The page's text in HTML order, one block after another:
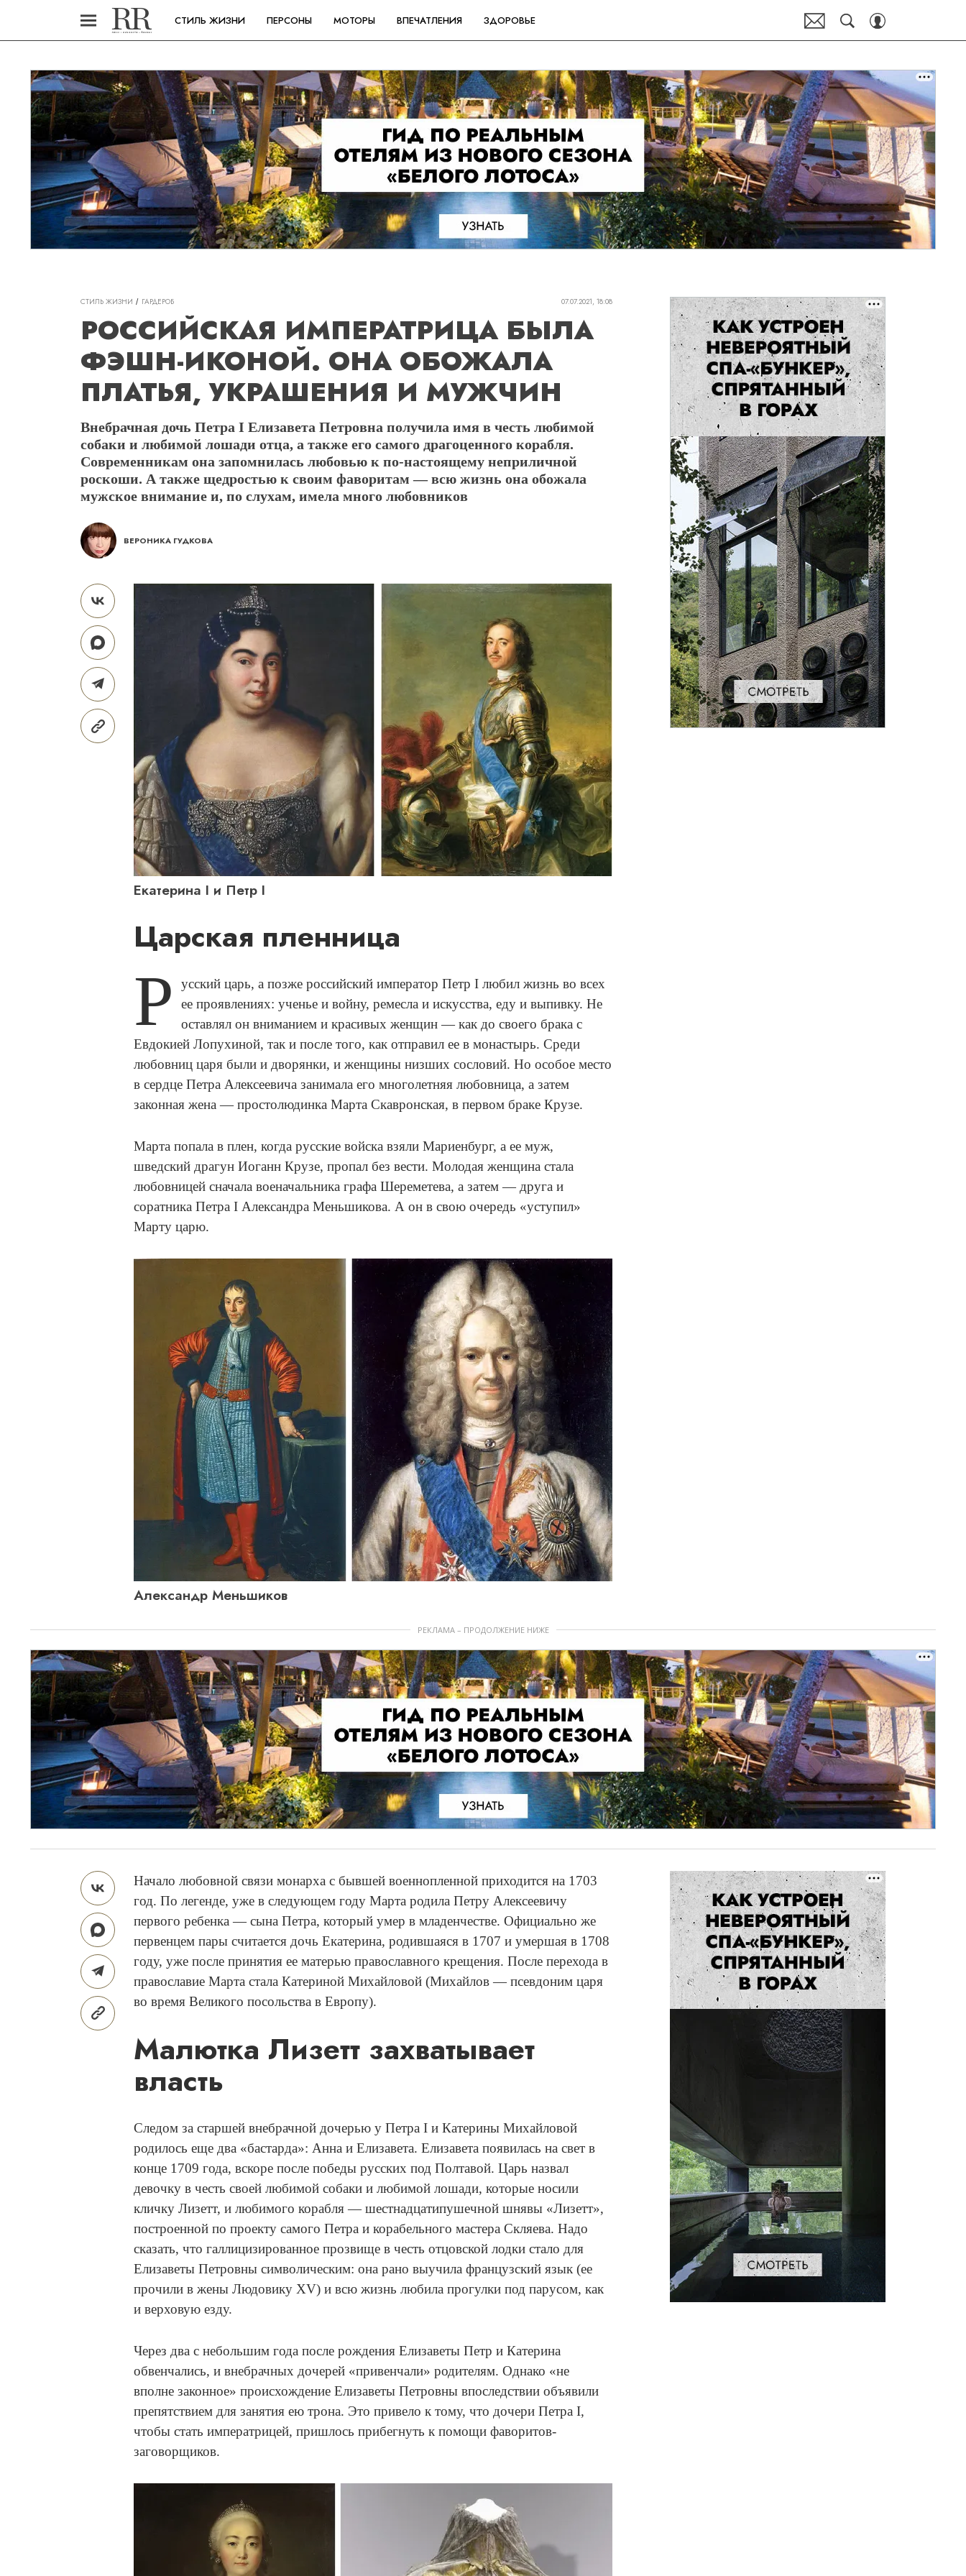
СТИЛЬ ЖИЗНИ ПЕРСОНЫ МОТОРЫ ВПЕЧАТЛЕНИЯ ЗДОРОВЬЕ
СТИЛЬ ЖИЗНИ ГАРДЕРОБ 07.07.2021, 18:08
РОССИЙСКАЯ ИМПЕРАТРИЦА БЫЛА
ФЭШН-ИКОНОЙ. ОНА ОБОЖАЛА
ПЛАТЬЯ, УКРАШЕНИЯ И МУЖЧИН
Внебрачная дочь Петра I Елизавета Петровна получила имя в честь любимой
собаки и любимой лошади отца, а также его самого драгоценного корабля.
Современникам она запомнилась любовью к по-настоящему неприличной
роскоши. А также щедростью к своим фаворитам — всю жизнь она обожала
мужское внимание и, по слухам, имела много любовников
ВЕРОНИКА ГУДКОВА
Екатерина I и Петр I
Царская пленница
Р
усский царь, а позже российский император Петр I любил жизнь во всех
ее проявлениях: ученье и войну, ремесла и искусства, еду и выпивку. Не
оставлял он вниманием и красивых женщин — как до своего брака с
Евдокией Лопухиной, так и после того, как отправил ее в монастырь. Среди
любовниц царя были и дворянки, и женщины низших сословий. Но особое место
в сердце Петра Алексеевича занимала его многолетняя любовница, а затем
законная жена — простолюдинка Марта Скавронская, в первом браке Крузе.
Марта попала в плен, когда русские войска взяли Мариенбург, а ее муж,
шведский драгун Иоганн Крузе, пропал без вести. Молодая женщина стала
любовницей сначала военачальника графа Шереметева, а затем — друга и
соратника Петра I Александра Меньшикова. А он в свою очередь «уступил»
Марту царю.
Александр Меньшиков
РЕКЛАМА – ПРОДОЛЖЕНИЕ НИЖЕ
Начало любовной связи монарха с бывшей военнопленной приходится на 1703
год. По легенде, уже в следующем году Марта родила Петру Алексеевичу
первого ребенка — сына Петра, который умер в младенчестве. Официально же
первенцем пары считается дочь Екатерина, родившаяся в 1707 и умершая в 1708
году, уже после принятия ее матерью православного крещения. После перехода в
православие Марта стала Катериной Михайловой (Михайлов — псевдоним царя
во время Великого посольства в Европу).
Малютка Лизетт захватывает
власть
Следом за старшей внебрачной дочерью у Петра I и Катерины Михайловой
родилось еще два «бастарда»: Анна и Елизавета. Елизавета появилась на свет в
конце 1709 года, вскоре после победы русских под Полтавой. Царь назвал
девочку в честь своей любимой собаки и любимой лошади, которые носили
кличку Лизетт, и любимого корабля — шестнадцатипушечной шнявы «Лизетт»,
построенной по проекту самого Петра и корабельного мастера Скляева. Надо
сказать, что галлицизированное прозвище в честь отцовской лодки стало для
Елизаветы Петровны символическим: она рано выучила французский язык (ее
прочили в жены Людовику XV) и всю жизнь любила прогулки под парусом, как
и верховую езду.
Через два с небольшим года после рождения Елизаветы Петр и Катерина
обвенчались, и внебрачных дочерей «привенчали» родителям. Однако «не
вполне законное» происхождение Елизаветы Петровны впоследствии объявили
препятствием для занятия ею трона. Это привело к тому, что дочери Петра I,
чтобы стать императрицей, пришлось прибегнуть к помощи фаворитов-
заговорщиков.